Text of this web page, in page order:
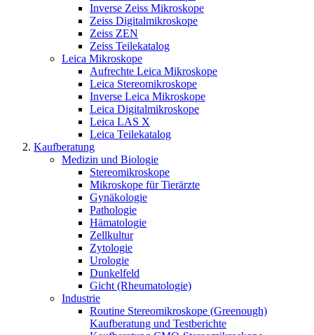
Inverse Zeiss Mikroskope
Zeiss Digitalmikroskope
Zeiss ZEN
Zeiss Teilekatalog
Leica Mikroskope
Aufrechte Leica Mikroskope
Leica Stereomikroskope
Inverse Leica Mikroskope
Leica Digitalmikroskope
Leica LAS X
Leica Teilekatalog
Kaufberatung
Medizin und Biologie
Stereomikroskope
Mikroskope für Tierärzte
Gynäkologie
Pathologie
Hämatologie
Zellkultur
Zytologie
Urologie
Dunkelfeld
Gicht (Rheumatologie)
Industrie
Routine Stereomikroskope (Greenough)
Kaufberatung und Testberichte